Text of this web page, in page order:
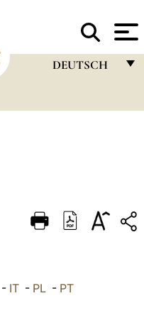
DEUTSCH
DEUTSCH
العربيّة - IT - PL - PT